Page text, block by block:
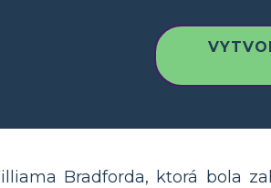
Bradforda, ktorá bola